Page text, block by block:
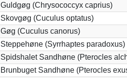
Guldgøg (Chrysococcyx caprius)
Skovgøg (Cuculus optatus)
Gøg (Cuculus canorus)
Steppehøne (Syrrhaptes paradoxus)
Spidshalet Sandhøne (Pterocles
Brunbuget Sandhøne (Pterocles